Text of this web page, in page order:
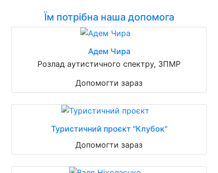
Їм потрібна наша допомога
Адем Чира
Розлад аутистичного спектру, ЗПМР
Допомогти зараз
Туристичний проєкт "Клубок"
Допомогти зараз